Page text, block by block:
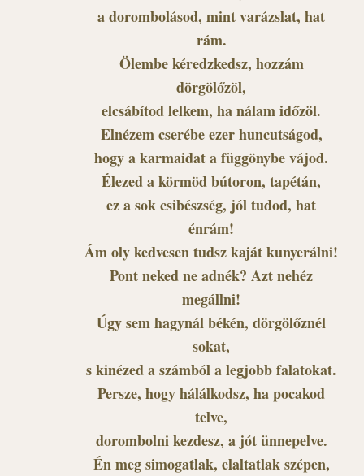
a dorombolásod, mint varázslat, hat
rám.
Ölembe kéredzkedsz, hozzám
dörgölőzöl,
elcsábítod lelkem, ha nálam időzöl.
Elnézem cserébe ezer huncutságod,
hogy a karmaidat a függönybe vájod.
Élezed a körmöd bútoron, tapétán,
ez a sok csibészség, jól tudod, hat
énrám!
Ám oly kedvesen tudsz kaját kunyerálni!
Pont neked ne adnék? Azt nehéz
megállni!
Úgy sem hagynál békén, dörgölőznél
sokat,
s kinézed a számból a legjobb falatokat.
Persze, hogy hálálkodsz, ha pocakod
telve,
dorombolni kezdesz, a jót ünnepelve.
Én meg simogatlak, elaltatlak szépen,